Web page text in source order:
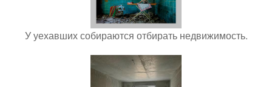
У уехавших собираются отбирать недвижимость.